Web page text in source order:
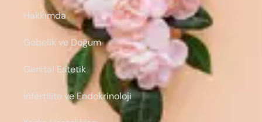
Hakkımda
Gebelik ve Doğum
Genital Estetik
İnfertilite ve Endokrinoloji